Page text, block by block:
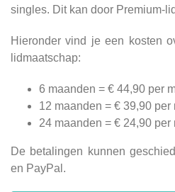
singles. Dit kan door Premium-
Hieronder vind je een kosten
lidmaatschap:
6 maanden = € 44,90 per
12 maanden = € 39,90 per
24 maanden = € 24,90 per
De betalingen kunnen
en PayPal.